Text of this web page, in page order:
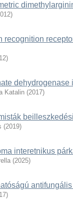
)
recognition
)
Katalin (2017)
(2019)
interetnikus
(2025)
)